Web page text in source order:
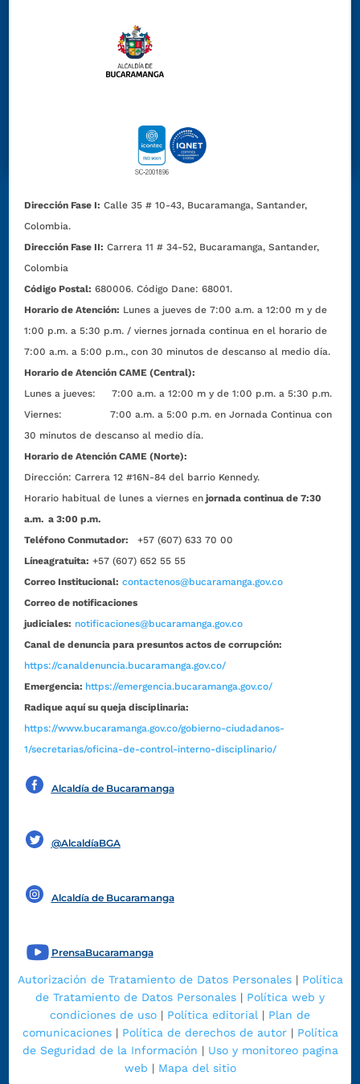
Dirección Fase I: Calle 35 # 10-43, Bucaramanga, Santander,
Colombia.
Dirección Fase II: Carrera 11 # 34-52, Bucaramanga, Santander,
Colombia
Código Postal: 680006. Código Dane: 68001.
Horario de Atención: Lunes a jueves de 7:00 a.m. a 12:00 m y de
1:00 p.m. a 5:30 p.m. / viernes jornada continua en el horario de
7:00 a.m. a 5:00 p.m., con 30 minutos de descanso al medio día.
Horario de Atención CAME (Central):
Lunes a jueves: 7:00 a.m. a 12:00 m y de 1:00 p.m. a 5:30 p.m.
Viernes: 7:00 a.m. a 5:00 p.m. en Jornada Continua con
30 minutos de descanso al medio día.
Horario de Atención CAME (Norte):
Dirección:Carrera 12 #16N-84 del barrio Kennedy.
Horario habitual de lunes a viernes en jornada continua de 7:30
a.m. a 3:00 p.m.
Teléfono Conmutador:
+57 (607) 633 70 00
Líneagratuita: +57 (607) 652 55 55
Correo Institucional: contactenos@bucaramanga.gov.co
Correo de notificaciones
judiciales: notificaciones@bucaramanga.gov.co
Canal de denuncia para presuntos actos de corrupción:
https://canaldenuncia.bucaramanga.gov.co/
Emergencia: https://emergencia.bucaramanga.gov.co/
Radique aquí su queja disciplinaria:
https://www.bucaramanga.gov.co/gobierno-ciudadanos-
1/secretarias/oficina-de-control-interno-disciplinario/
Alcaldía de Bucaramanga
@AlcaldíaBGA
Alcaldía de Bucaramanga
PrensaBucaramanga
Autorización de Tratamiento de Datos Personales| Política
de Tratamiento de Datos Personales | Política web y
condiciones de uso | Política editorial | Plan de
comunicaciones| Política de derechos de autor| Política
de Seguridad de la Información | Uso y monitoreo pagina
web | Mapa del sitio